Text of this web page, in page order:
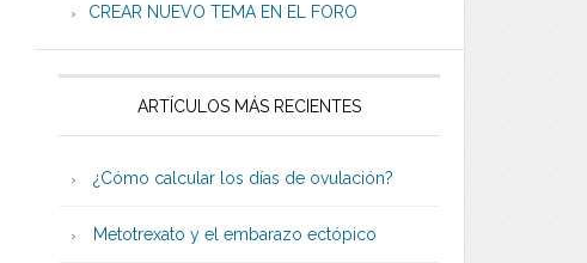
CREAR NUEVO TEMA EN EL FORO
ARTÍCULOS MÁS RECIENTES
¿Cómo calcular los días de ovulación?
Metotrexato y el embarazo ectópico